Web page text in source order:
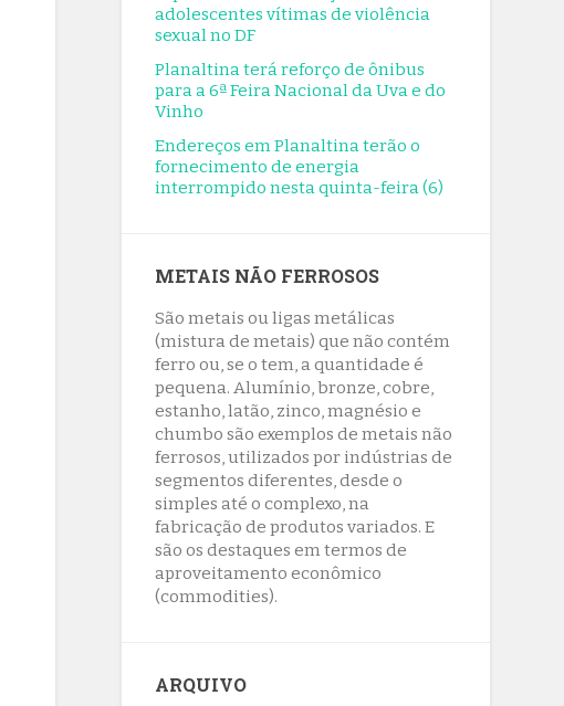
Unidade oferece atendimento
adolescentes vítimas de violência
sexual no DF
Planaltina terá reforço de ônibus
para a 6ª Feira Nacional da Uva e do
Endereços em Planaltina terão o
fornecimento de energia
interrompido nesta quinta-feira (6)
8/5/2026
Lactário do Hospital de Base garante
alimentação segura e personalizada
aos pacientes
adolescentes vítimas de violência
sexual no DF
Planaltina terá reforço de ônibus
para a 6ª Feira Nacional da Uva e do
Vinho
Endereços em Planaltina terão o
fornecimento de energia
interrompido nesta quinta-feira (6)
METAIS NÃO FERROSOS
São metais ou ligas metálicas
(mistura de metais) que não contém
ferro ou, se o tem, a quantidade é
pequena. Alumínio, bronze, cobre,
estanho, latão, zinco, magnésio e
chumbo são exemplos de metais não
ferrosos, utilizados por indústrias de
segmentos diferentes, desde o
simples até o complexo, na
fabricação de produtos variados. E
são os destaques em termos de
aproveitamento econômico
(commodities).
ARQUIVO